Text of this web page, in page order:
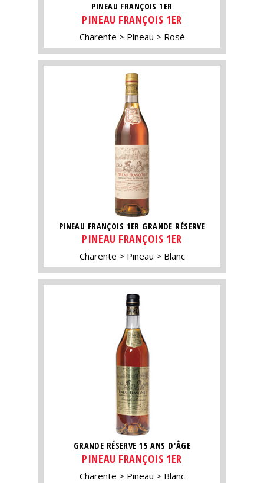
PINEAU FRANÇOIS 1ER
PINEAU FRANÇOIS 1ER
Charente Pineau Rosé
PINEAU FRANÇOIS 1ER GRANDE RÉSERVE
PINEAU FRANÇOIS 1ER
Charente Pineau Blanc
GRANDE RÉSERVE 15 ANS D'ÂGE
PINEAU FRANÇOIS 1ER
Charente Pineau Blanc